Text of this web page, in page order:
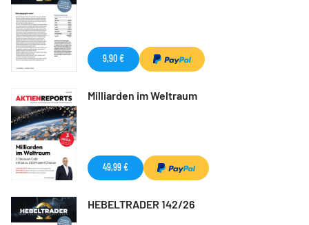
9,90 €
Milliarden im Weltraum
49,99 €
HEBELTRADER 142/26